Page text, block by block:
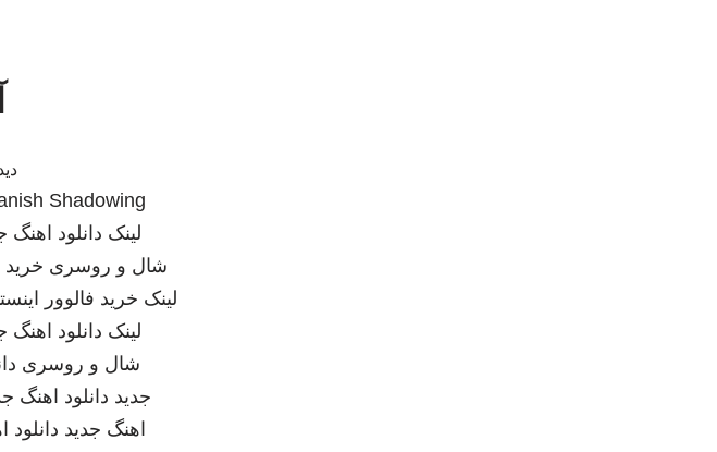
Shadowing
لینک دانلود اهنگ
شال و روسری خرید
لینک خرید فالوور
لینک دانلود اهنگ
شال و روسری
جدید دانلود اهنگ
اهنگ جدید دانلود